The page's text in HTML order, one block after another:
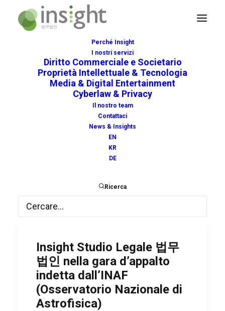
Perché Insight
I nostri servizi
Diritto Commerciale e Societario
Proprietà Intellettuale & Tecnologia
Media & Digital Entertainment
Cyberlaw & Privacy
Il nostro team
Contattaci
News & Insights
EN
KR
DE
Ricerca
kasi
Insight Studio Legale 법무
법인 nella gara d’appalto
indetta dall’INAF
(Osservatorio Nazionale di
Astrofisica)